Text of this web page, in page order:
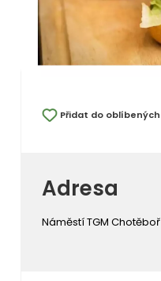
Přidat do oblíbených
Adresa
Náměstí TGM Chotěboř